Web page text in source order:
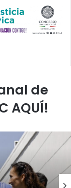
de
AQUÍ!